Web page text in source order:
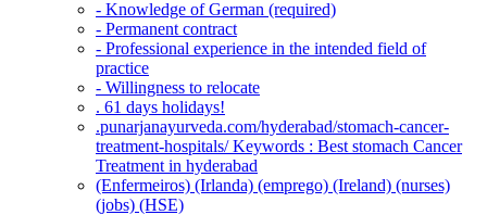
- Knowledge of German (required)
- Permanent contract
- Professional experience in the intended field of
practice
- Willingness to relocate
. 61 days holidays!
.punarjanayurveda.com/hyderabad/stomach-cancer-
treatment-hospitals/ Keywords : Best stomach Cancer
Treatment in hyderabad
(Enfermeiros) (Irlanda) (emprego) (Ireland) (nurses)
(jobs) (HSE)